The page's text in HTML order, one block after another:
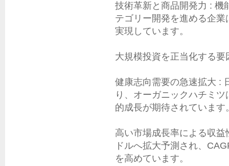
技術革新と商品開発力 : 機
テゴリー開発を進める企
実現しています。
大規模投資を正当化する要
健康志向需要の急速拡大 :
り、オーガニックハチミ
的成長が期待されています
高い市場成長率による収
ドルへ拡大予測され、
を高めています。